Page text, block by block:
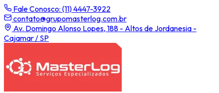
Fale Conosco: (11) 4447-3922
contato@grupomasterlog.com.br
Av. Domingo Alonso Lopes, 188 - Altos de Jordanesia -
Cajamar / SP